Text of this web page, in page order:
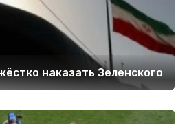
наказать Зеленского